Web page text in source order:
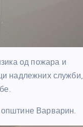
од пожара и
надлежних служби,
општине Варварин.